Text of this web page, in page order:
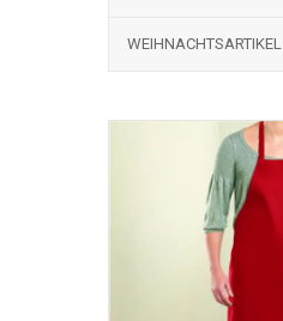
WEIHNACHTSARTIKEL